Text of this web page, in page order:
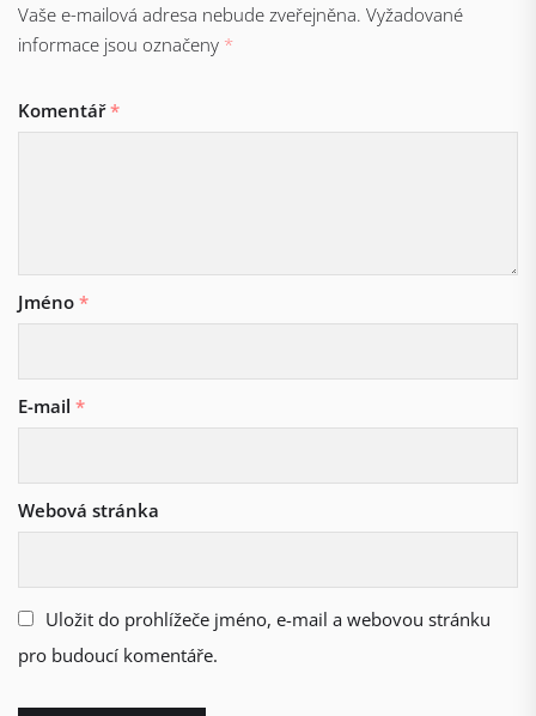
Vaše e-mailová adresa nebude zveřejněna. Vyžadované
informace jsou označeny *
Komentář*
Jméno *
E-mail *
Webová stránka
Uložit do prohlížeče jméno, e-mail a webovou stránku
pro budoucí komentáře.